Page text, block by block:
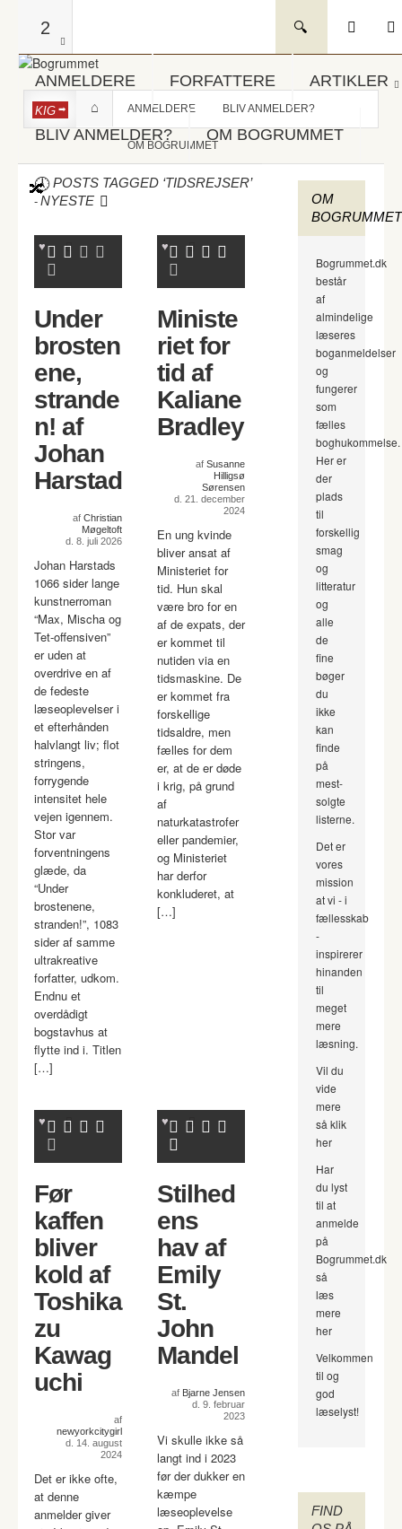
2
ANMELDERE FORFATTERE ARTIKLER
BLIV ANMELDER? OM BOGRUMMET
KIG ANMELDERE BLIV ANMELDER?
OM BOGRUMMET
POSTS TAGGED ‘TIDSREJSER’
-NYESTE
Under
brosten
ene,
strande
n! af
Johan
Harstad
af Christian
Møgeltoft
d. 8. juli 2026
Johan Harstads
1066 sider lange
kunstnerroman
“Max, Mischa og
Tet-offensiven”
er uden at
overdrive en af
de fedeste
læseoplevelser i
et efterhånden
halvlangt liv; flot
stringens,
forrygende
intensitet hele
vejen igennem.
Stor var
forventningens
glæde, da
“Under
brostenene,
stranden!”, 1083
sider af samme
ultrakreative
forfatter, udkom.
Endnu et
overdådigt
bogstavhus at
flytte ind i. Titlen
[…]
Ministe
riet for
tid af
Kaliane
Bradley
af Susanne
Hilligsø
Sørensen
d. 21. december
2024
En ung kvinde
bliver ansat af
Ministeriet for
tid. Hun skal
være bro for en
af de expats, der
er kommet til
nutiden via en
tidsmaskine. De
er kommet fra
forskellige
tidsaldre, men
fælles for dem
er, at de er døde
i krig, på grund
af
naturkatastrofer
eller pandemier,
og Ministeriet
har derfor
konkluderet, at
[…]
Før
kaffen
bliver
kold af
Toshika
zu
Kawag
uchi
af
newyorkcitygirl
d. 14. august
2024
Det er ikke ofte,
at denne
anmelder giver
Stilhed
ens
hav af
Emily
St.
John
Mandel
af Bjarne Jensen
d. 9. februar
2023
Vi skulle ikke så
langt ind i 2023
før der dukker en
kæmpe
læseoplevelse
OM
BOGRUMMET
Bogrummet.dk
består
af
almindelige
læseres
boganmeldelser
og
fungerer
som
fælles
boghukommelse.
Her er
der
plads
til
forskellig
smag
og
litteratur
og
alle
de
fine
bøger
du
ikke
kan
finde
på
mest-
solgte
listerne.
Det er
vores
mission
at vi - i
fællesskab
-
inspirerer
hinanden
til
meget
mere
læsning.
Vil du
vide
mere
så klik
her
Har
du lyst
til at
anmelde
på
Bogrummet.dk
så
læs
mere
her
Velkommen
til og
god
læselyst!
FIND